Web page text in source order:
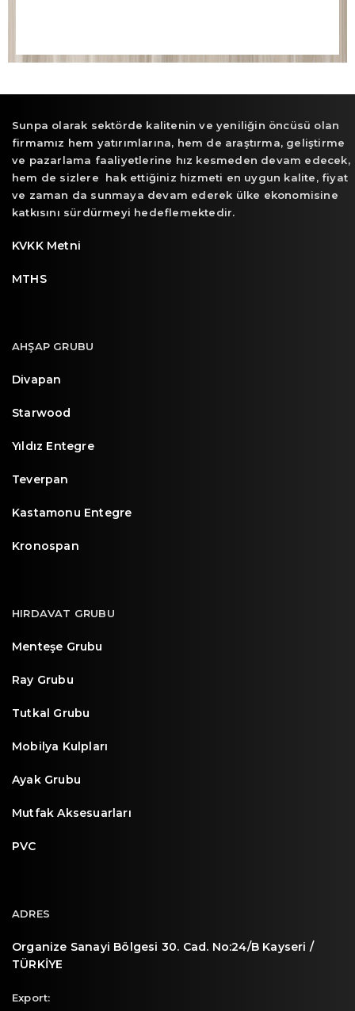
Sunpa olarak sektörde kalitenin ve yeniliğin öncüsü olan
firmamız hem yatırımlarına, hem de araştırma, geliştirme
ve pazarlama faaliyetlerine hız kesmeden devam edecek,
hem de sizlere hak ettiğiniz hizmeti en uygun kalite, fiyat
ve zaman da sunmaya devam ederek ülke ekonomisine
katkısını sürdürmeyi hedeflemektedir.
KVKK Metni
MTHS
AHŞAP GRUBU
Divapan
Starwood
Yıldız Entegre
Teverpan
Kastamonu Entegre
Kronospan
HIRDAVAT GRUBU
Menteşe Grubu
Ray Grubu
Tutkal Grubu
Mobilya Kulpları
Ayak Grubu
Mutfak Aksesuarları
PVC
ADRES
Organize Sanayi Bölgesi 30. Cad. No:24/B Kayseri /
TÜRKİYE
Export: